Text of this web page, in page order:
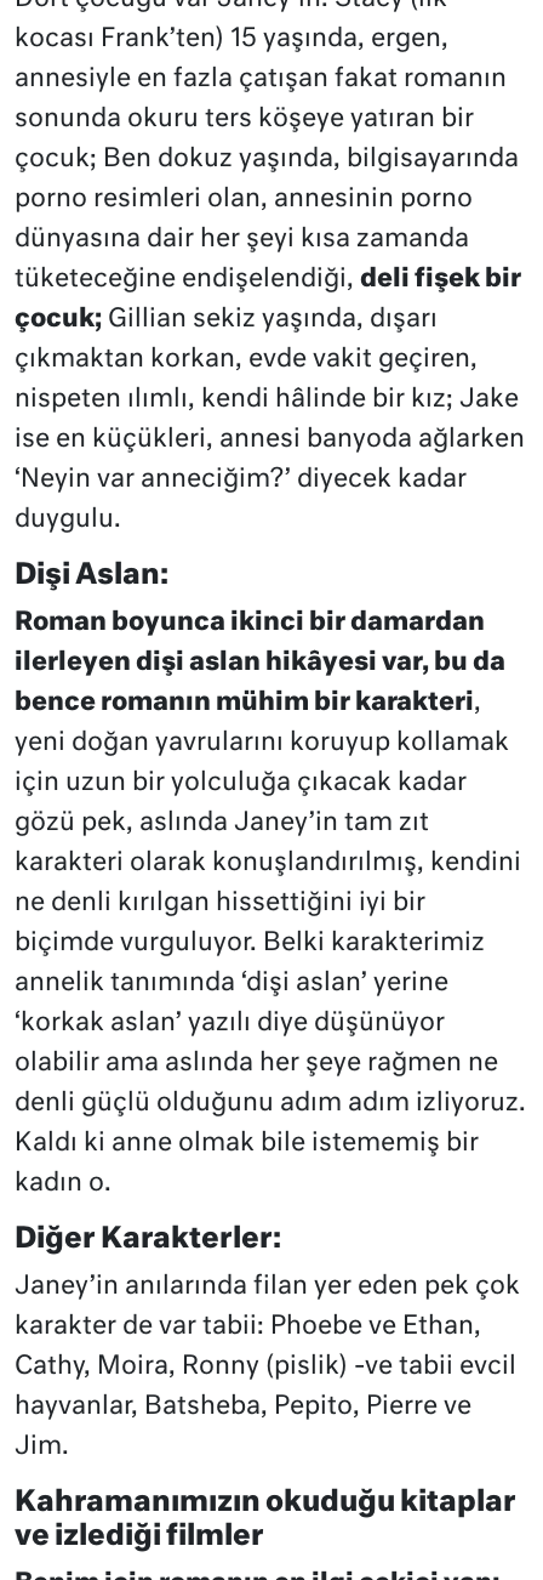
kocası Frank’ten) 15 yaşında, ergen,
annesiyle en fazla çatışan fakat romanın
sonunda okuru ters köşeye yatıran bir
çocuk; Ben dokuz yaşında, bilgisayarında
porno resimleri olan, annesinin porno
dünyasına dair her şeyi kısa zamanda
tüketeceğine endişelendiği, deli fişek bir
çocuk; Gillian sekiz yaşında, dışarı
çıkmaktan korkan, evde vakit geçiren,
nispeten ılımlı, kendi hâlinde bir kız; Jake
ise en küçükleri, annesi banyoda ağlarken
‘Neyin var anneciğim?’ diyecek kadar
duygulu.
Dişi Aslan:
Roman boyunca ikinci bir damardan
ilerleyen dişi aslan hikâyesi var, bu da
bence romanın mühim bir karakteri,
yeni doğan yavrularını koruyup kollamak
için uzun bir yolculuğa çıkacak kadar
gözü pek, aslında Janey’in tam zıt
karakteri olarak konuşlandırılmış, kendini
ne denli kırılgan hissettiğini iyi bir
biçimde vurguluyor. Belki karakterimiz
annelik tanımında ‘dişi aslan’ yerine
‘korkak aslan’ yazılı diye düşünüyor
olabilir ama aslında her şeye rağmen ne
denli güçlü olduğunu adım adım izliyoruz.
Kaldı ki anne olmak bile istememiş bir
kadın o.
Diğer Karakterler:
Janey’in anılarında filan yer eden pek çok
karakter de var tabii: Phoebe ve Ethan,
Cathy, Moira, Ronny (pislik) -ve tabii evcil
hayvanlar, Batsheba, Pepito, Pierre ve
Jim.
Kahramanımızın okuduğu kitaplar
ve izlediği filmler